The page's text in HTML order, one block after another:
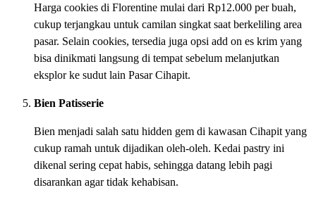
Harga cookies di Florentine mulai dari Rp12.000 per buah,
cukup terjangkau untuk camilan singkat saat berkeliling area
pasar. Selain cookies, tersedia juga opsi add on es krim yang
bisa dinikmati langsung di tempat sebelum melanjutkan
eksplor ke sudut lain Pasar Cihapit.
Bien Patisserie
Bien menjadi salah satu hidden gem di kawasan Cihapit yang
cukup ramah untuk dijadikan oleh-oleh. Kedai pastry ini
dikenal sering cepat habis, sehingga datang lebih pagi
disarankan agar tidak kehabisan.